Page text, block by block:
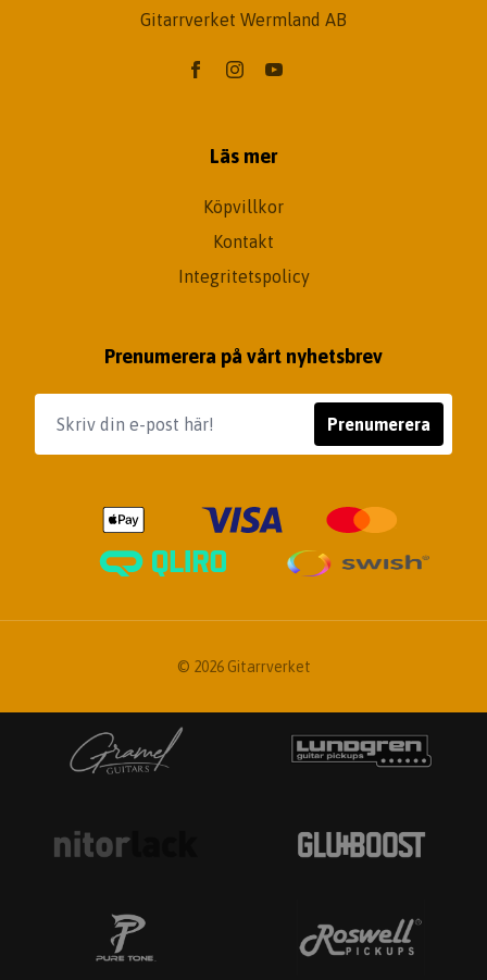
Gitarrverket Wermland AB
Läs mer
Köpvillkor
Kontakt
Integritetspolicy
Prenumerera på vårt nyhetsbrev
Prenumerera
© 2026 Gitarrverket